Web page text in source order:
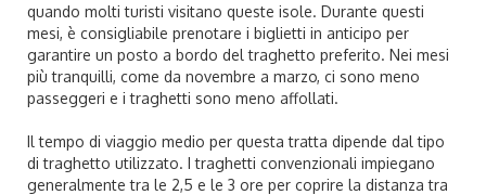
quando molti turisti visitano queste isole. Durante questi
mesi, è consigliabile prenotare i biglietti in anticipo per
garantire un posto a bordo del traghetto preferito. Nei mesi
più tranquilli, come da novembre a marzo, ci sono meno
passeggeri e i traghetti sono meno affollati.
Il tempo di viaggio medio per questa tratta dipende dal tipo
di traghetto utilizzato. I traghetti convenzionali impiegano
generalmente tra le 2,5 e le 3 ore per coprire la distanza tra